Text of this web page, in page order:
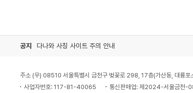
공지 다나와 사칭 사이트 주의 안내
주소 (우) 08510 서울특별시 금천구 벚꽃로 298, 17층(가산동, 대륭포
사업자번호: 117-81-40065
통신판매업: 제2024-서울금천-